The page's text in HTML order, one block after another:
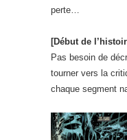
perte…
[Début de
Pas besoin de
tourner vers la
chaque segment